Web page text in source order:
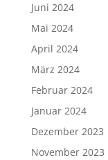
Juni 2024
Mai 2024
April 2024
März 2024
Februar 2024
Januar 2024
Dezember 2023
November 2023